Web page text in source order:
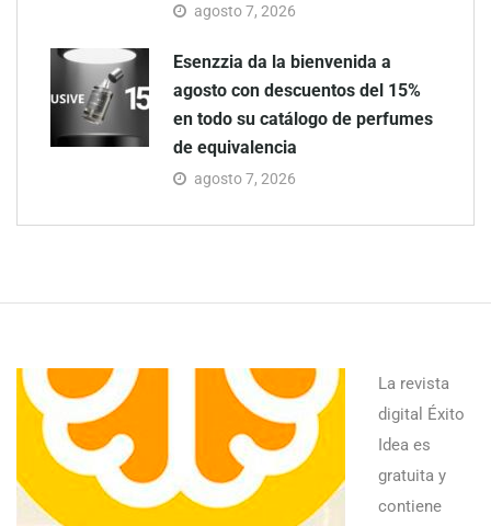
agosto 7, 2026
Esenzzia da la bienvenida a
agosto con descuentos del 15%
en todo su catálogo de perfumes
de equivalencia
agosto 7, 2026
La revista
digital Éxito
Idea es
gratuita y
contiene